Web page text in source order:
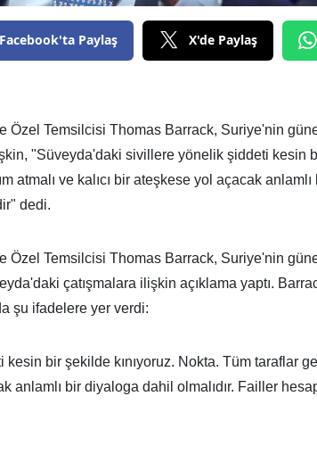
Facebook'ta Paylaş X'de Paylaş
Özel Temsilcisi Thomas Barrack, Suriye'nin
"Süveyda'daki sivillere yönelik şiddeti kesin
atmalı ve kalıcı bir ateşkese yol açacak
dedi.
Özel Temsilcisi Thomas Barrack, Suriye'nin
çatışmalara ilişkin açıklama yaptı.
şu ifadelere yer verdi:
bir şekilde kınıyoruz. Nokta. Tüm taraflar
anlamlı bir diyaloga dahil olmalıdır. Failler